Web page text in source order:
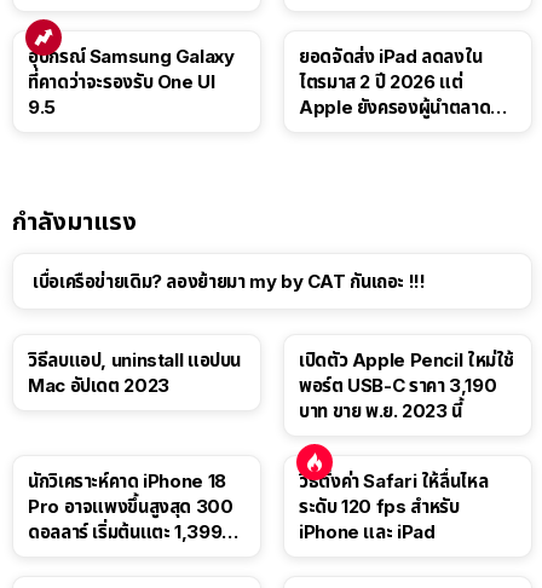
อุปกรณ์ Samsung Galaxy
ที่คาดว่าจะรองรับ One UI
9.5
ยอดจัดส่ง iPad ลดลงใน
ไตรมาส 2 ปี 2026 แต่
Apple ยังครองผู้นำตลาด
กำลังมาแรง
เบื่อเครือข่ายเดิม? ลองย้ายมา my by CAT กันเถอะ !!!
วิธีลบแอป, uninstall แอปบน
Mac อัปเดต 2023
เปิดตัว Apple Pencil ใหม่ใช้
พอร์ต USB-C ราคา 3,190
บาท ขาย พ.ย. 2023 นี้
นักวิเคราะห์คาด iPhone 18
Pro อาจแพงขึ้นสูงสุด 300
ดอลลาร์ เริ่มต้นแตะ 1,399
วิธีตั้งค่า Safari ให้ลื่นไหล
ระดับ 120 fps สำหรับ
iPhone และ iPad